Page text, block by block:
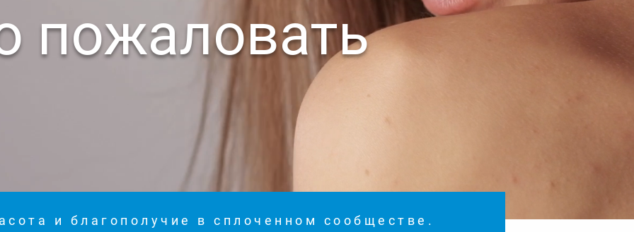
пожаловать
и благополучие в сплоченном сообществе.